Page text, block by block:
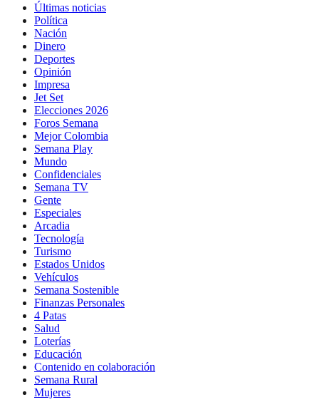
Últimas noticias
Política
Nación
Dinero
Deportes
Opinión
Impresa
Jet Set
Elecciones 2026
Foros Semana
Mejor Colombia
Semana Play
Mundo
Confidenciales
Semana TV
Gente
Especiales
Arcadia
Tecnología
Turismo
Estados Unidos
Vehículos
Semana Sostenible
Finanzas Personales
4 Patas
Salud
Loterías
Educación
Contenido en colaboración
Semana Rural
Mujeres